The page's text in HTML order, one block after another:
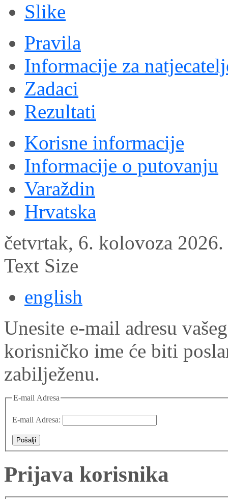
Slike
Pravila
Informacije za
Zadaci
Rezultati
Korisne informacije
Informacije o putovanju
Varaždin
Hrvatska
četvrtak, 6. kolovoza 2026.
Text Size
english
Unesite e-mail adresu
korisničko ime će biti
zabilježenu.
E-mail Adresa
E-mail Adresa:
Pošalji
Prijava korisnika